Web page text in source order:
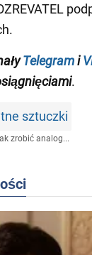
Telegrami
.
sztuczki
zrobić analog...